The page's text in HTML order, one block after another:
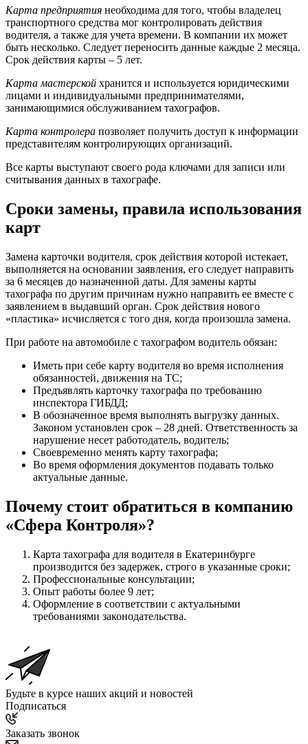
Карта предприятия необходима для того, чтобы владелец
транспортного средства мог контролировать действия
водителя, а также для учета времени. В компании их может
быть несколько. Следует переносить данные каждые 2 месяца.
Срок действия карты – 5 лет.
Карта мастерской хранится и используется юридическими
лицами и индивидуальными предпринимателями,
занимающимися обслуживанием тахографов.
Карта контролера позволяет получить доступ к информации
представителям контролирующих организаций.
Все карты выступают своего рода ключами для записи или
считывания данных в тахографе.
Сроки замены, правила использования
карт
Замена карточки водителя, срок действия которой истекает,
выполняется на основании заявления, его следует направить
за 6 месяцев до назначенной даты. Для замены карты
тахографа по другим причинам нужно направить ее вместе с
заявлением в выдавший орган. Срок действия нового
«пластика» исчисляется с того дня, когда произошла замена.
При работе на автомобиле с тахографом водитель обязан:
Иметь при себе карту водителя во время исполнения
обязанностей, движения на ТС;
Предъявлять карточку тахографа по требованию
инспектора ГИБДД;
В обозначенное время выполнять выгрузку данных.
Законом установлен срок – 28 дней. Ответственность за
нарушение несет работодатель, водитель;
Своевременно менять карту тахографа;
Во время оформления документов подавать только
актуальные данные.
Почему стоит обратиться в компанию
«Сфера Контроля»?
Карта тахографа для водителя в Екатеринбурге
производится без задержек, строго в указанные сроки;
Профессиональные консультации;
Опыт работы более 9 лет;
Оформление в соответствии с актуальными
требованиями законодательства.
Будьте в курсе наших акций и новостей
Подписаться
Заказать звонок